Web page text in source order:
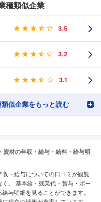
種類似企業
3.5
3.2
3.1
似企業をもっと読む
材の年収・給与・給料・給与明
・給与についての口コミが観覧
、 基本給・残業代・賞与・ボー
与明細を見ることができます。